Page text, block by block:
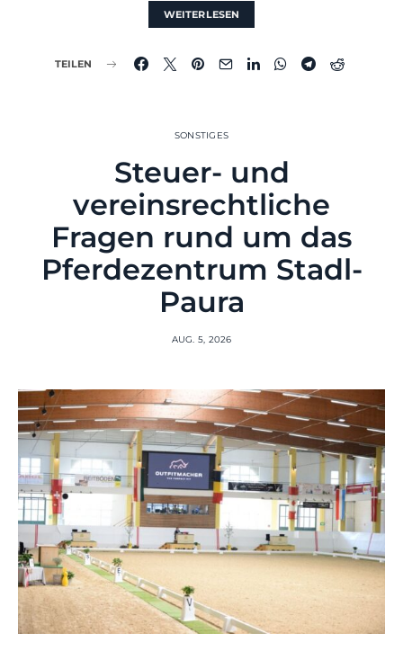
WEITERLESEN
TEILEN
SONSTIGES
Steuer- und
vereinsrechtliche
Fragen rund um das
Pferdezentrum Stadl-
Paura
AUG. 5, 2026